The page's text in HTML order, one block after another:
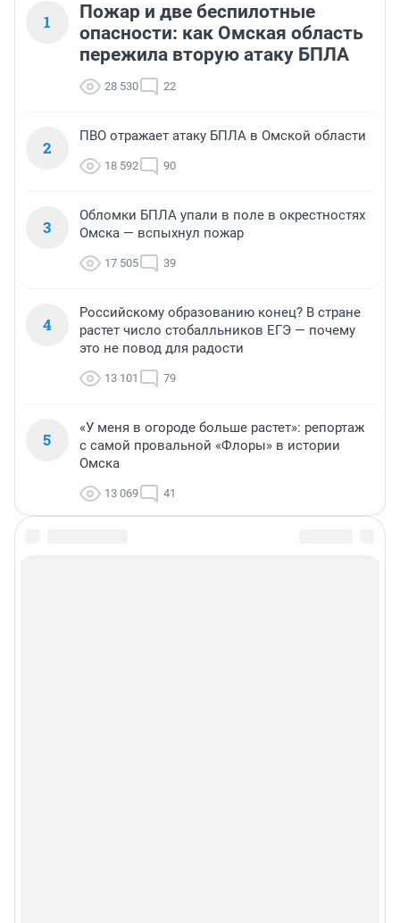
1
Пожар и две беспилотные
опасности: как Омская область
пережила вторую атаку БПЛА
28 530 22
2
ПВО отражает атаку БПЛА в Омской области
18 592 90
3
Обломки БПЛА упали в поле в окрестностях
Омска — вспыхнул пожар
17 505 39
4
Российскому образованию конец? В стране
растет число стобалльников ЕГЭ — почему
это не повод для радости
13 101 79
5
«У меня в огороде больше растет»: репортаж
с самой провальной «Флоры» в истории
Омска
13 069 41